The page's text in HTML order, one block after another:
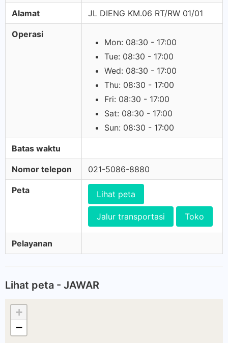
Alamat JL DIENG KM.06 RT/RW 01/01
Operasi
Mon: 08:30 - 17:00
Tue: 08:30 - 17:00
Wed: 08:30 - 17:00
Thu: 08:30 - 17:00
Fri: 08:30 - 17:00
Sat: 08:30 - 17:00
Sun: 08:30 - 17:00
Batas waktu
Nomor telepon 021-5086-8880
Peta Lihat peta
Jalur transportasi Toko
Pelayanan
Lihat peta - JAWAR
+
−